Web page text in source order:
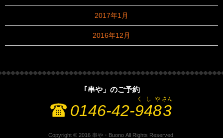
2017年1月
2016年12月
｢串や」のご予約
0146-42-9
く
4
し
8
や
3
さん
Copyright © 2016 串や・Buono All Rights Reserved.